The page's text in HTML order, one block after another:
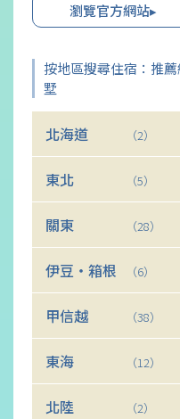
瀏覽官方網站▸
按地區搜尋住宿：推
墅
北海道 （2）
東北 （5）
關東 （28）
伊豆・箱根 （6）
甲信越 （38）
東海 （12）
北陸 （2）